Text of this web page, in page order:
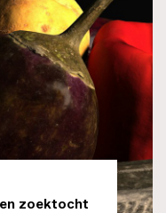
zoektocht